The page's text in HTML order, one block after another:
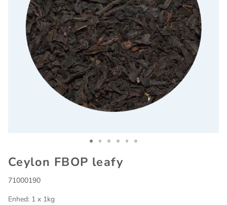
Ceylon FBOP leafy
71000190
Enhed: 1 x 1kg